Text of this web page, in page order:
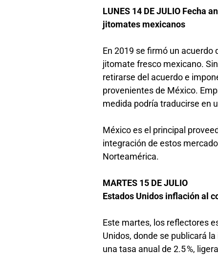
LUNES 14 DE JULIO Fecha
jitomates mexicanos
En 2019 se firmó un
jitomate fresco mexicano.
retirarse del acuerdo e
provenientes de México.
medida podría traducirse en
México es el principal
integración de estos
Norteamérica.
MARTES 15 DE JULIO
Estados Unidos inflación al
Este martes, los reflectores
Unidos, donde se publicará
una tasa anual de 2.5 %,